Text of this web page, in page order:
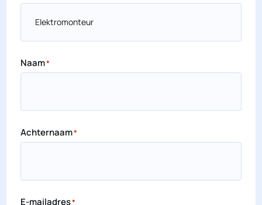
Naam*
Achternaam*
E-mailadres*